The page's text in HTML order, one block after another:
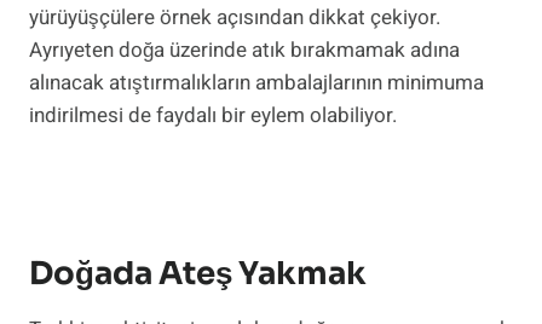
yürüyüşçülere örnek açısından dikkat çekiyor.
Ayrıyeten doğa üzerinde atık bırakmamak adına
alınacak atıştırmalıkların ambalajlarının minimuma
indirilmesi de faydalı bir eylem olabiliyor.
Doğada Ateş Yakmak